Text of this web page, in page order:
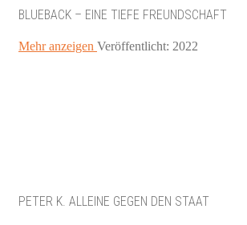
BLUEBACK – EINE TIEFE FREUNDSCHAFT
Mehr anzeigen Veröffentlicht: 2022
PETER K. ALLEINE GEGEN DEN STAAT